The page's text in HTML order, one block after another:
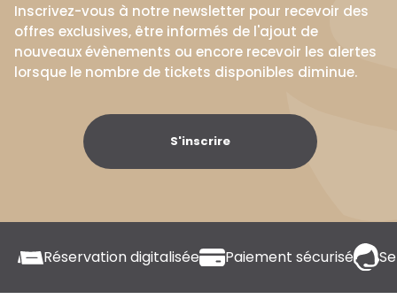
Inscrivez-vous à notre newsletter pour recevoir des
offres exclusives, être informés de l'ajout de
nouveaux évènements ou encore recevoir les alertes
lorsque le nombre de tickets disponibles diminue.
S'inscrire
Réservation digitalisée Paiement sécurisé